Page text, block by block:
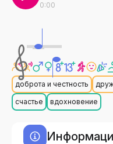
0:00
доброта и честность
счастье
вдохновение